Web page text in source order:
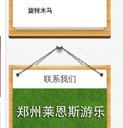
旋转木马
联系我们